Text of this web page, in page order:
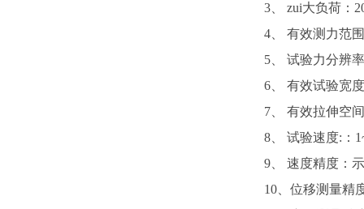
3 、 zui大负荷：
4 、 有效测力范
5 、 试验力分辨
6 、 有效试验宽
7 、 有效拉伸空
8 、 试验速度: ：
9 、 速度精度：
10 、位移测量精